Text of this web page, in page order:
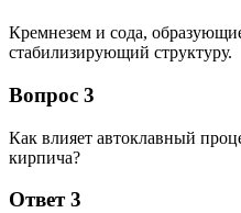
Кремнезем и сода,
стабилизирующий структуру.
Вопрос 3
Как влияет автоклавный
кирпича?
Ответ 3